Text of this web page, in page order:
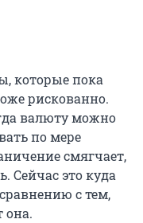
которые пока
рискованно.
валюту можно
по мере
смягчает,
Сейчас это куда
с тем,
она.